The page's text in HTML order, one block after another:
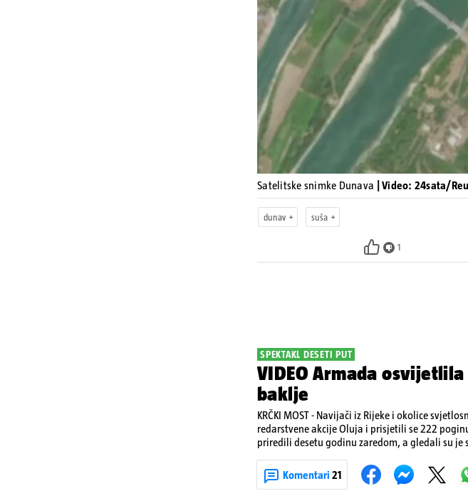
Satelitske snimke Dunava | Video: 24sata/
dunav suša
1
SPEKTAKL DESETI PUT
VIDEO Armada
baklje
KRČKI MOST - Navijači iz Rijeke i okolice
redarstvene akcije Oluja i prisjetili se 222
priredili desetu godinu zaredom, a gledali su je
Komentari 21